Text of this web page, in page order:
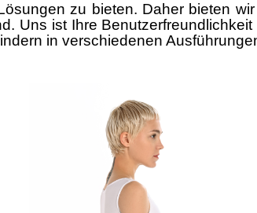
zu bieten. Daher bieten
Uns ist Ihre
in verschiedenen